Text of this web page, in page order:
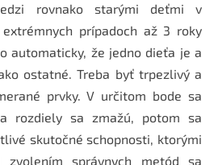
rovnako starými deťmi v
prípadoch až 3 roky
automaticky, že jedno dieťa je a
ostatné. Treba byť trpezlivý a
prvky. V určitom bode sa
rozdiely sa zmažú, potom sa
skutočné schopnosti, ktorými
zvolením správnych metód sa